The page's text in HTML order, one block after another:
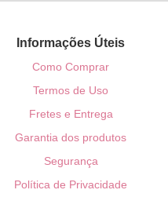
Informações Úteis
Como Comprar
Termos de Uso
Fretes e Entrega
Garantia dos produtos
Segurança
Política de Privacidade